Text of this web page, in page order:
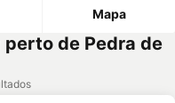
Mapa
de Pedra de